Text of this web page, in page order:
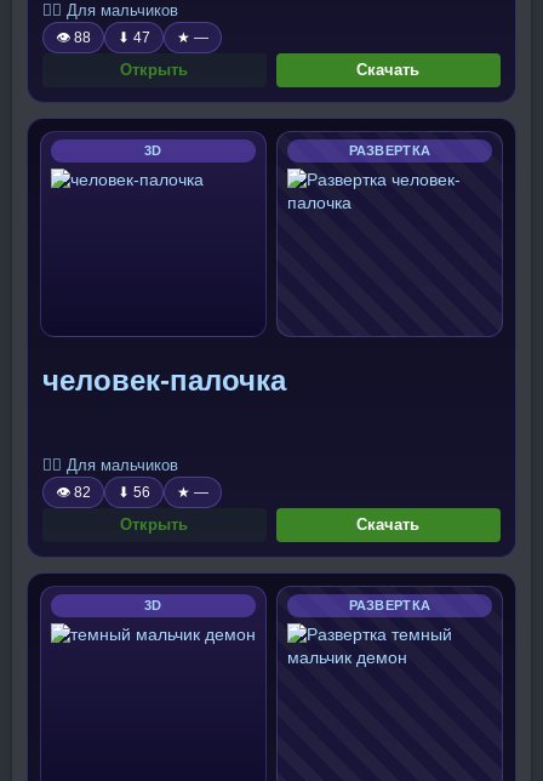
🧍‍♂️ Для мальчиков
👁 88 ⬇ 47 ★ —
Открыть Скачать
3D РАЗВЕРТКА
человек-палочка
🧍‍♂️ Для мальчиков
👁 82 ⬇ 56 ★ —
Открыть Скачать
3D РАЗВЕРТКА